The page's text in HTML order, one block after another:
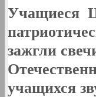
Учащиеся
зажгли
учащихся